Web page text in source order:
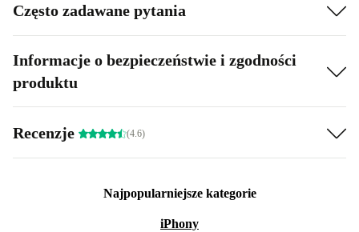
Często zadawane pytania
Informacje o bezpieczeństwie i zgodności
produktu
Recenzje (4.6)
Najpopularniejsze kategorie
iPhony